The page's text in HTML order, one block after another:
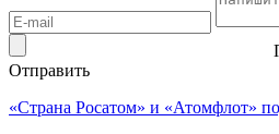
Отправить
«Страна Росатом» и «Атомфлот»